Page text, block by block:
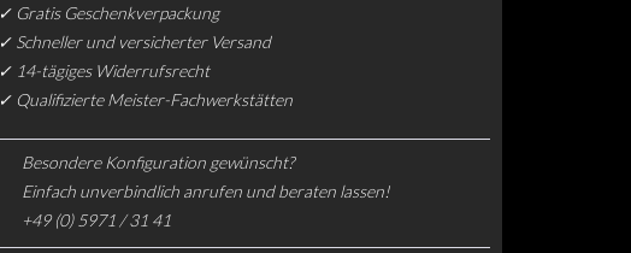
✓ Gratis Geschenkverpackung
✓ Schneller und versicherter Versand
✓ 14-tägiges Widerrufsrecht
✓ Qualifizierte Meister-Fachwerkstätten
Besondere Konfiguration gewünscht?
Einfach unverbindlich anrufen und beraten lassen!
+49 (0) 5971 / 31 41